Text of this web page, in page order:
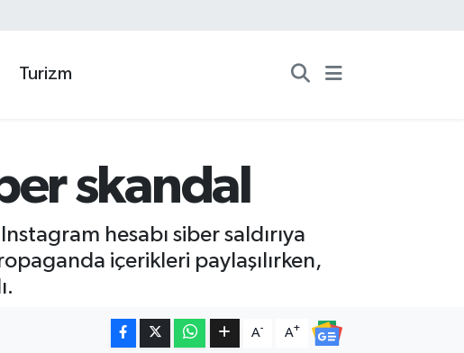
Turizm
skandal
hesabı siber saldırıya
içerikleri paylaşılırken,
A- A+